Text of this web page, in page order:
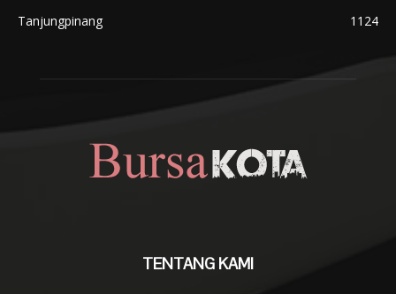
Tanjungpinang
1124
TENTANG KAMI